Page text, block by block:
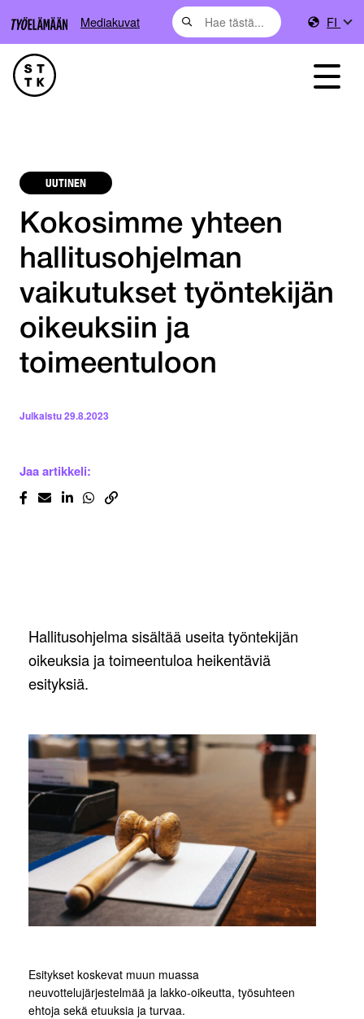
Mediakuvat FI
UUTINEN
Kokosimme yhteen
hallitusohjelman
vaikutukset työntekijän
oikeuksiin ja
toimeentuloon
Julkaistu29.8.2023
Jaa artikkeli:
Hallitusohjelma sisältää useita työntekijän
oikeuksia ja toimeentuloa heikentäviä
esityksiä.
Esitykset koskevat muun muassa
neuvottelujärjestelmää ja lakko-oikeutta, työsuhteen
ehtoja sekä etuuksia ja turvaa.